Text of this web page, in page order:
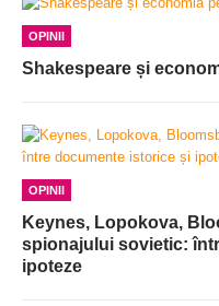
OPINII
Shakespeare și
OPINII
Keynes, Lopokova,
spionajului sovietic:
ipoteze